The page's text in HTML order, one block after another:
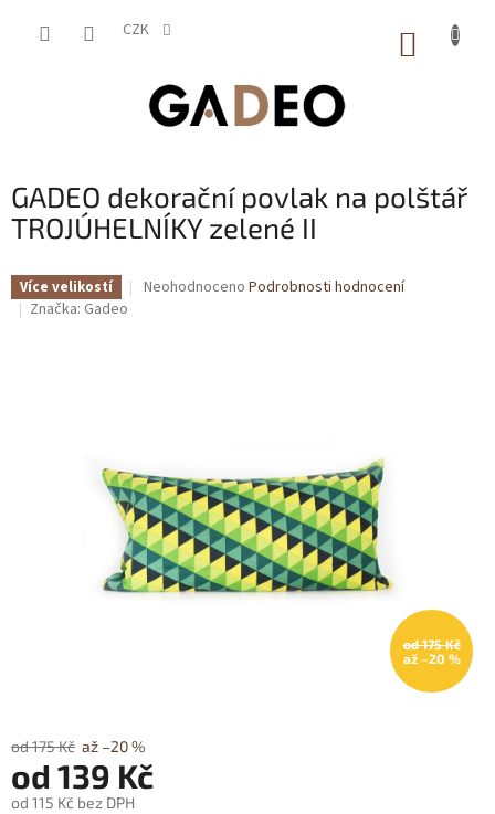
CZK
GADEO dekorační povlak na polštář
TROJÚHELNÍKY zelené II
Více velikostí
Průměrné
Neohodnoceno Podrobnosti hodnocení
Značka: Gadeo
od 175 Kč
až –20 %
od 175 Kč až –20 %
od 139 Kč
od 115 Kč bez DPH